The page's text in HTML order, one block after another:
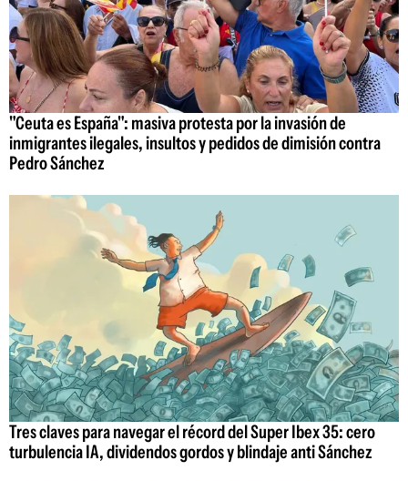
"Ceuta es España": masiva protesta por la invasión de
inmigrantes ilegales, insultos y pedidos de dimisión contra
Pedro Sánchez
Tres claves para navegar el récord del Super Ibex 35: cero
turbulencia IA, dividendos gordos y blindaje anti Sánchez